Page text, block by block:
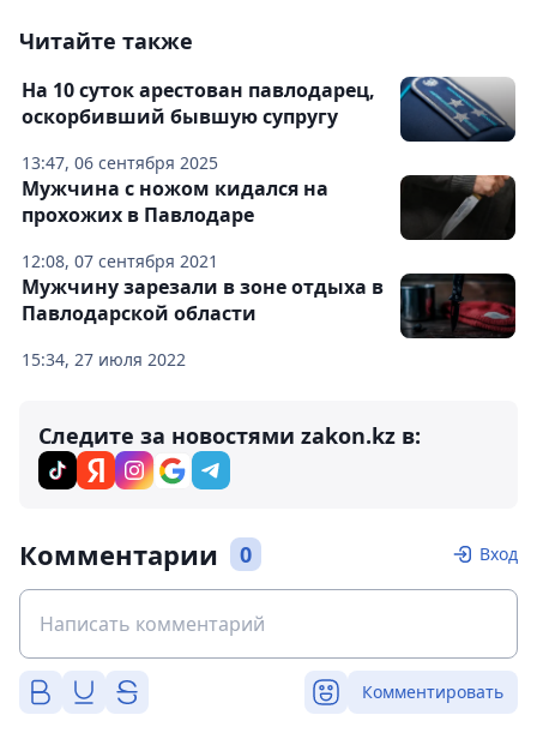
Читайте также
13:47, 06 сентября 2025
На 10 суток арестован павлодарец,
оскорбивший бывшую супругу
12:08, 07 сентября 2021
Мужчина с ножом кидался на
прохожих в Павлодаре
15:34, 27 июля 2022
Мужчину зарезали в зоне отдыха в
Павлодарской области
Следите за новостями zakon.kz в:
Комментарии 0 Вход
Комментировать